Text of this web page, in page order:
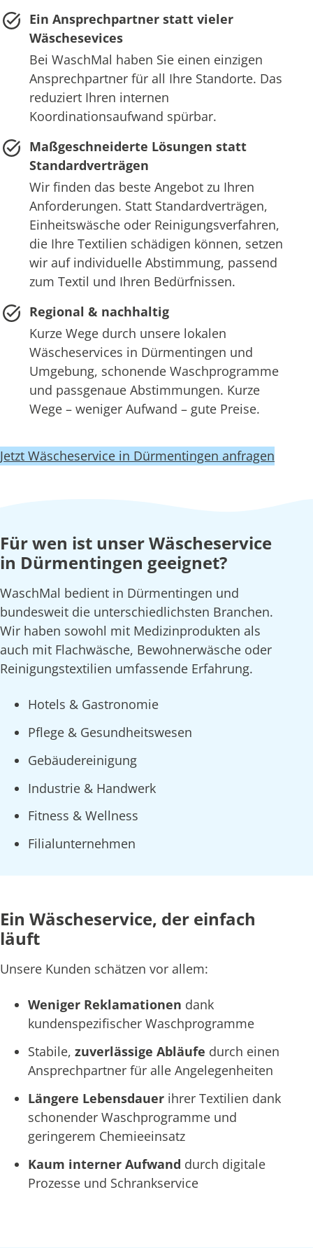
Ein Ansprechpartner statt vieler
Wäschesevices
Bei WaschMal haben Sie einen einzigen
Ansprechpartner für all Ihre Standorte. Das
reduziert Ihren internen
Koordinationsaufwand spürbar.
Maßgeschneiderte Lösungen statt
Standardverträgen
Wir finden das beste Angebot zu Ihren
Anforderungen. Statt Standardverträgen,
Einheitswäsche oder Reinigungsverfahren,
die Ihre Textilien schädigen können, setzen
wir auf individuelle Abstimmung, passend
zum Textil und Ihren Bedürfnissen.
Regional & nachhaltig
Kurze Wege durch unsere lokalen
Wäscheservices in Dürmentingen und
Umgebung, schonende Waschprogramme
und passgenaue Abstimmungen. Kurze
Wege – weniger Aufwand – gute Preise.
Jetzt Wäscheservice in Dürmentingen anfragen
Für wen ist unser Wäscheservice
in Dürmentingen geeignet?
WaschMal bedient in Dürmentingen und
bundesweit die unterschiedlichsten Branchen.
Wir haben sowohl mit Medizinprodukten als
auch mit Flachwäsche, Bewohnerwäsche oder
Reinigungstextilien umfassende Erfahrung.
Hotels & Gastronomie
Pflege & Gesundheitswesen
Gebäudereinigung
Industrie & Handwerk
Fitness & Wellness
Filialunternehmen
Ein Wäscheservice, der einfach
läuft
Unsere Kunden schätzen vor allem:
Weniger Reklamationen dank
kundenspezifischer Waschprogramme
Stabile, zuverlässige Abläufe durch einen
Ansprechpartner für alle Angelegenheiten
Längere Lebensdauer ihrer Textilien dank
schonender Waschprogramme und
geringerem Chemieeinsatz
Kaum interner Aufwand durch digitale
Prozesse und Schrankservice